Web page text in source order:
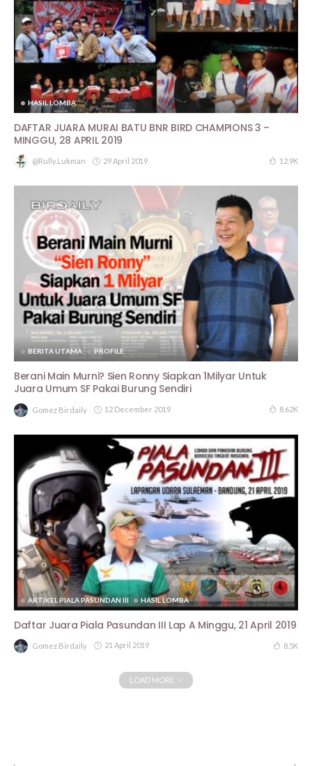
HASIL LOMBA
DAFTAR JUARA MURAI BATU BNR BIRD CHAMPIONS 3 –
MINGGU, 28 APRIL 2019
@rully.lukman 29 April 2019 12.9K
BERITA UTAMA PROFILE
Berani Main Murni? Sien Ronny Siapkan 1Milyar Untuk
Juara Umum SF Pakai Burung Sendiri
Gomez Birdaily 12 December 2019 8.62K
ARTIKEL PIALA PASUNDAN III HASIL LOMBA
Daftar Juara Piala Pasundan III Lap A Minggu, 21 April 2019
Gomez Birdaily 21 April 2019 8.5K
LOAD MORE